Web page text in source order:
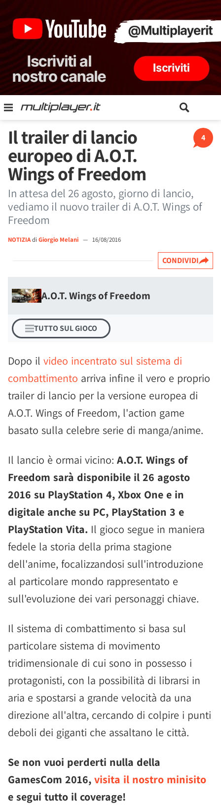
4
Il trailer di lancio
europeo di A.O.T.
Wings of Freedom
In attesa del 26 agosto, giorno di lancio,
vediamo il nuovo trailer di A.O.T. Wings of
Freedom
NOTIZIAdi Giorgio Melani — 16/08/2016
CONDIVIDI
A.O.T. Wings of Freedom
TUTTO SUL GIOCO
Dopo il video incentrato sul sistema di
combattimento arriva infine il vero e proprio
trailer di lancio per la versione europea di
A.O.T. Wings of Freedom, l'action game
basato sulla celebre serie di manga/anime.
Il lancio è ormai vicino: A.O.T. Wings of
Freedom sarà disponibile il 26 agosto
2016 su PlayStation 4, Xbox One e in
digitale anche su PC, PlayStation 3 e
PlayStation Vita. Il gioco segue in maniera
fedele la storia della prima stagione
dell'anime, focalizzandosi sull'introduzione
al particolare mondo rappresentato e
sull'evoluzione dei vari personaggi chiave.
Il sistema di combattimento si basa sul
particolare sistema di movimento
tridimensionale di cui sono in possesso i
protagonisti, con la possibilità di librarsi in
aria e spostarsi a grande velocità da una
direzione all'altra, cercando di colpire i punti
deboli dei giganti che assaltano le città.
Se non vuoi perderti nulla della
GamesCom 2016, visita il nostro minisito
e segui tutto il coverage!